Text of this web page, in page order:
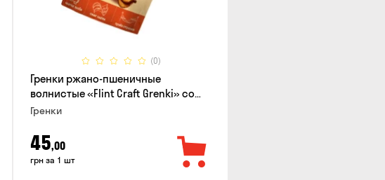
(0)
Гренки ржано-пшеничные
волнистые «Flint Craft Grenki» со
вкусом острых джерки, 80г
Гренки
45,00
грн за 1 шт